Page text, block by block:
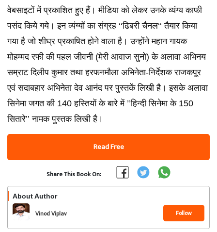
वेबसाइटों में प्रकाशित हुए हैं। मीडिया को लेकर उनके व्यंग्य काफी
पसंद किये गये। इन व्यंग्यों का संग्रह ‘‘ढिबरी चैनल‘‘ तैयार किया
गया है जो शीघ्र प्रकाषित होने वाला है। उन्होंने महान गायक
मोहम्मद रफी की पहल जीवनी (मेरी आवाज सुनो) के अलावा अभिनय
सम्राट दिलीप कुमार तथा हरफनमौला अभिनेता-निर्देशक राजकपूर
एवं सदाबहार अभिनेता देव आनंद पर पुस्तकें लिखी है। इसके अलावा
सिनेमा जगत की 140 हस्तियों के बारे में ’’हिन्दी सिनेमा के 150
सितारे’’ नामक पुस्तक लिखी है।
Read Free
Share This Book On:
About Author
Vinod Viplav Follow